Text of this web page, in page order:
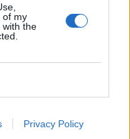
of my
with the
Privacy Policy